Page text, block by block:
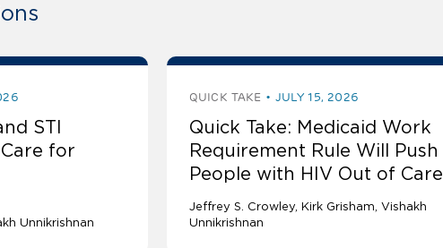
STI
for
Unnikrishnan
QUICK TAKE JULY 15, 2026
Quick Take: Medicaid Work
Requirement Rule Will Push
People with HIV Out of Care
Jeffrey S. Crowley Kirk Grisham Vishakh
Unnikrishnan